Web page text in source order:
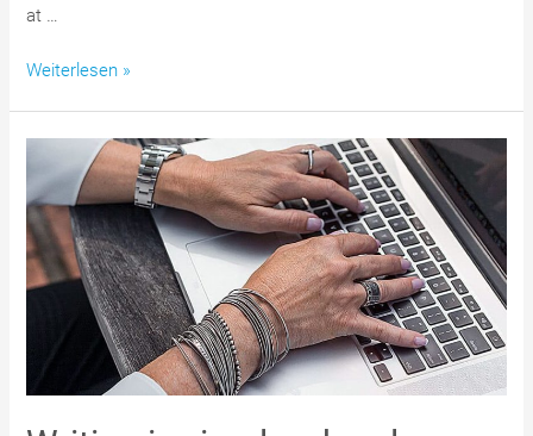
at …
5
a
good
speaker
Weiterlesen »